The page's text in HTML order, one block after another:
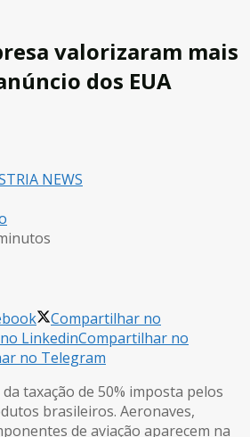
valorizaram mais
dos EUA
NEWS
Compartilhar no
LinkedinCompartilhar no
no Telegram
taxação de 50% imposta pelos
brasileiros. Aeronaves,
de aviação aparecem na